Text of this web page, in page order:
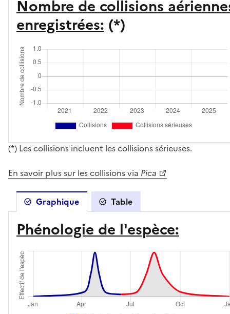
Nombre de collisions
enregistrées: (*)
(*) Les collisions incluent les collisions sérieuses.
En savoir plus sur les collisions via Pica
Graphique Table
Phénologie de l'espèce: